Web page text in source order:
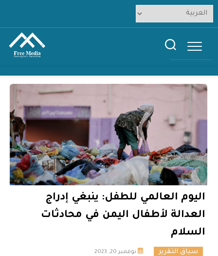
Skip
content
اليوم العالمي للطفل: ينبغي إدراج
العدالة لأطفال اليمن في محادثات
السلام
سياق التقرير نوفمبر 20, 2023